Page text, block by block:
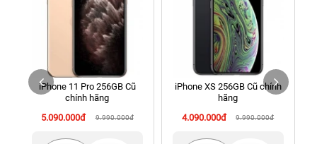
Đức Cũ)
70 Nguyễn An Ninh, Dĩ An, Hồ Chí Minh (Bình Dương Cũ)
24h Vũng Tàu: 162A Ba Cu, Vũng Tàu, Hồ Chí Minh (TP. Vũng
Tàu cũ)
198 Hoàng Văn Thụ, Tân Sơn Nhất, Hồ Chí Minh (Tân Bình
iPhone 11 Pro 256GB Cũ
chính hãng
5.090.000đ
9.990.000đ
iPhone XS 256GB Cũ chính
hãng
4.090.000đ
9.990.000đ